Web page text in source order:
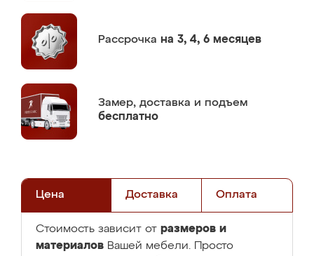
Рассрочка на 3, 4, 6 месяцев
Замер, доставка и подъем
бесплатно
Цена Доставка Оплата
Стоимость зависит от размеров и
материалов Вашей мебели. Просто